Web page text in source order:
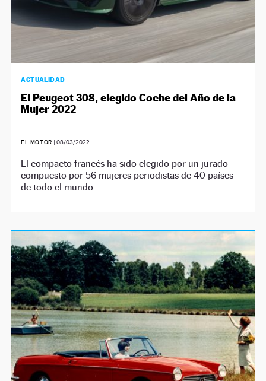
ACTUALIDAD
El Peugeot 308, elegido Coche del Año de la
Mujer 2022
EL MOTOR |08/03/2022
El compacto francés ha sido elegido por un jurado
compuesto por 56 mujeres periodistas de 40 países
de todo el mundo.